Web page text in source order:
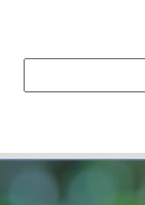
検
索: